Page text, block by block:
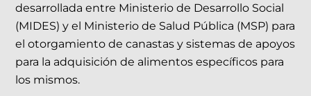
desarrollada entre Ministerio de Desarrollo Social
(MIDES) y el Ministerio de Salud Pública (MSP) para
el otorgamiento de canastas y sistemas de apoyos
para la adquisición de alimentos específicos para
los mismos.